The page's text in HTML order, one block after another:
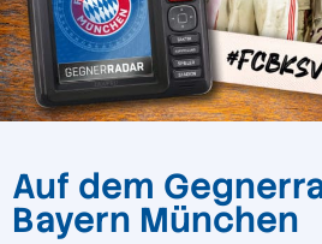
Auf dem
Bayern München